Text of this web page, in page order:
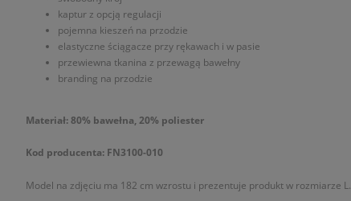
kaptur z opcją regulacji
pojemna kieszeń na przodzie
elastyczne ściągacze przy rękawach i w pasie
przewiewna tkanina z przewagą bawełny
branding na przodzie
Materiał: 80% bawełna, 20% poliester
Kod producenta: FN3100-010
Model na zdjęciu ma 182 cm wzrostu i prezentuje produkt w rozmiarze L.